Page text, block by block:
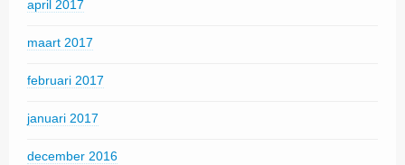
april 2017
maart 2017
februari 2017
januari 2017
december 2016